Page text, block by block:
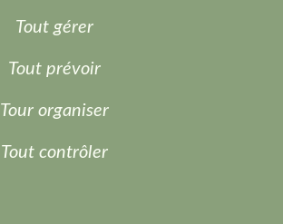
Tout gérer
Tout prévoir
Tour organiser
Tout contrôler